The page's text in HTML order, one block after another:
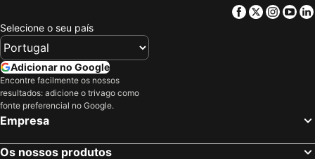
Sivry-Rance, bed and breakfasts
Leuze-en-Hennegau, bed and breakfasts
Elsene-Ixelles, bed and breakfasts
La Louvière, bed and breakfasts
Kluisbergen, bed and breakfasts
Montigny-le-Tilleul, bed and breakfasts
Limelette, bed and breakfasts
Zottegem, bed and breakfasts Zwevegem, bed and breakfasts
Facebook
Twitter
Selecione o seu país
Adicionar no Google
Encontre facilmente os nossos
resultados: adicione o trivago como
fonte preferencial no Google.
Empresa
Os nossos produtos